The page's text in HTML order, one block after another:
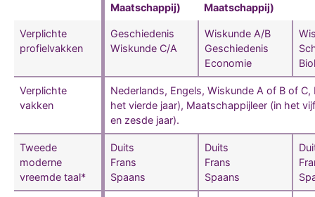
Maatschappij)
Maatschappij)
Verplichte
profielvakken
Geschiedenis
Wiskunde C/A
Wiskunde A/B
Geschiedenis
Economie
Verplichte
vakken
Nederlands, Engels, Wiskunde A of B of
het vierde jaar), Maatschappijleer (in het
en zesde jaar).
Tweede
moderne
vreemde taal*
Duits
Frans
Spaans
Duits
Frans
Spaans